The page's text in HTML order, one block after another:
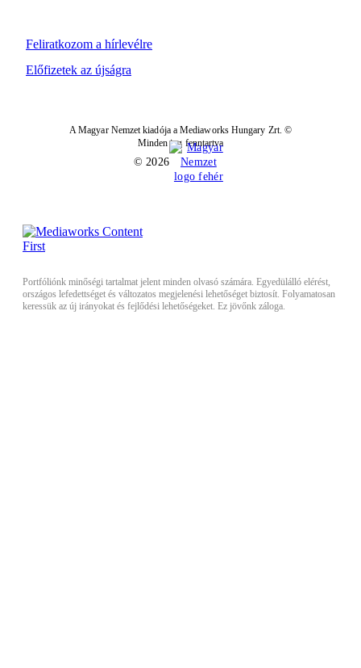
Feliratkozom a hírlevélre
Előfizetek az újságra
A Magyar Nemzet kiadója a Mediaworks Hungary Zrt. ©
Minden jog fenntartva
© 2026
Portfóliónk minőségi tartalmat jelent minden olvasó számára. Egyedülálló elérést,
országos lefedettséget és változatos megjelenési lehetőséget biztosít. Folyamatosan
keressük az új irányokat és fejlődési lehetőségeket. Ez jövőnk záloga.